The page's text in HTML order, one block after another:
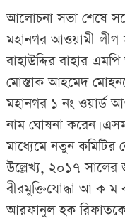
আলোচনা সভা শেষে
মহানগর আওয়ামী লীগ
বাহাউদ্দির বাহার
মোস্তাক আহমেদ
মহানগর ১ নং ওয়ার্ড
নাম ঘোষনা করেন।
মাধ্যেমে নতুন কমিটির
উল্লেখ্য, ২০১৭
বীরমুক্তিযোদ্ধা আ ক ম
আরফানুল হক রিফাতকে